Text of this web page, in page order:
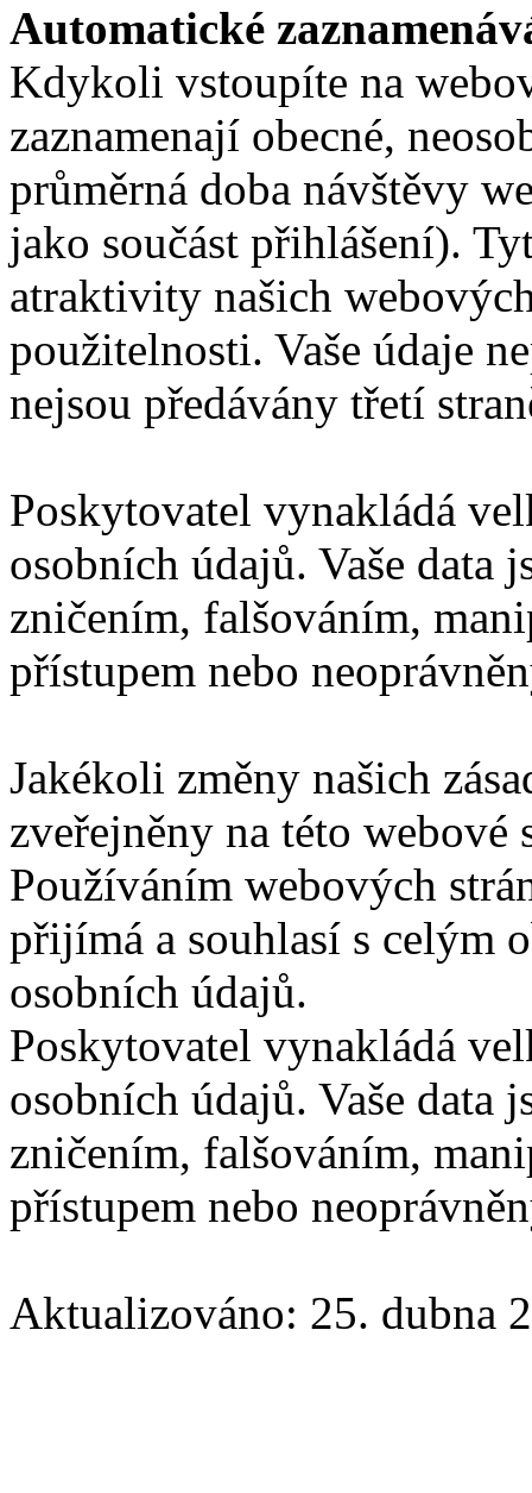
Automatické
Kdykoli vstoupíte na
zaznamenají obecné,
průměrná doba návštěvy
jako součást přihlášení).
atraktivity našich
použitelnosti. Vaše údaje
nejsou předávány třetí
Poskytovatel vynakládá
osobních údajů. Vaše data
zničením, falšováním,
přístupem nebo
Jakékoli změny našich
zveřejněny na této webové
Používáním webových
přijímá a souhlasí s celým
osobních údajů.
Poskytovatel vynakládá
osobních údajů. Vaše data
zničením, falšováním,
přístupem nebo
Aktualizováno: 25. dubna